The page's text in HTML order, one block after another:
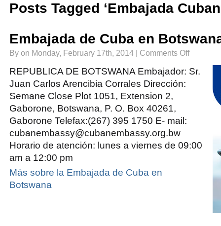
Posts Tagged ‘Embajada
Embajada de Cuba en
By on Monday, February 17th, 2014 | Comments Offon
Cuba
en
REPUBLICA DE BOTSWANA Embajador: Sr.
Juan Carlos Arencibia Corrales Dirección:
Semane Close Plot 1051, Extension 2,
Gaborone, Botswana, P. O. Box 40261,
Gaborone Telefax:(267) 395 1750 E- mail:
cubanembassy@cubanembassy.org.bw
Horario de atención: lunes a viernes de 09:00
am a 12:00 pm
Más sobre la Embajada de Cuba en
Botswana